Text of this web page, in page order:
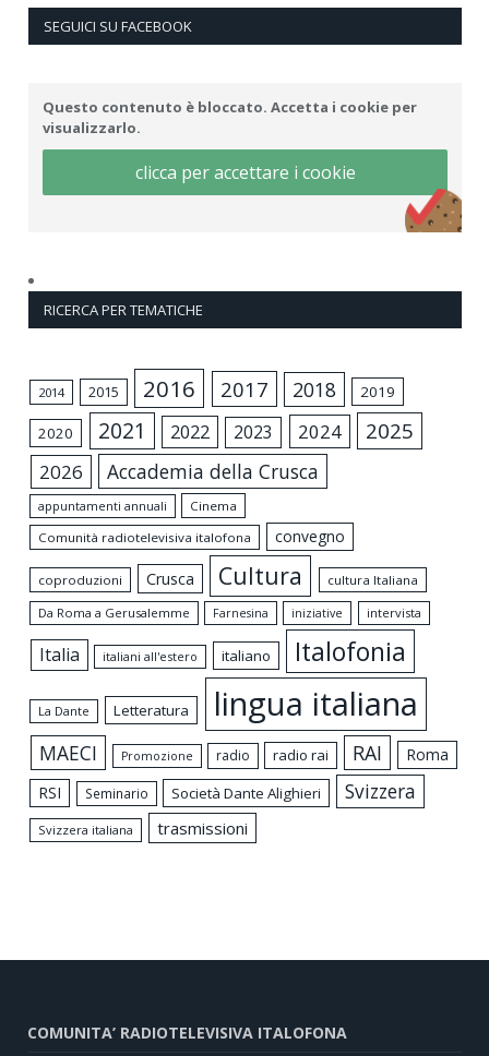
SEGUICI SU FACEBOOK
Questo contenuto è bloccato. Accetta i cookie per
visualizzarlo.
clicca per accettare i cookie
RICERCA PER TEMATICHE
2014 2015 2016 2017 2018 2019
2020 2021 2022 2023 2024 2025
2026 Accademia della Crusca
appuntamenti annuali
Cinema
Comunità radiotelevisiva italofona
convegno
coproduzioni Crusca Cultura
cultura Italiana
Da Roma a Gerusalemme
Farnesina iniziative intervista
Italia italiani all'estero italiano Italofonia
La Dante Letteratura lingua italiana
MAECI Promozione radio radio rai RAI
Roma
RSI
Seminario Società Dante Alighieri Svizzera
Svizzera italiana trasmissioni
COMUNITA’ RADIOTELEVISIVA ITALOFONA